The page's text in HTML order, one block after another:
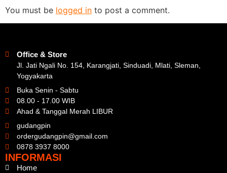
You must be logged in to post a comment.
Office & Store
Jl. Jati Ngali No. 154, Karangjati, Sinduadi, Mlati, Sleman,
Yogyakarta
Buka Senin - Sabtu
08.00 - 17.00 WIB
Ahad & Tanggal Merah LIBUR
gudangpin
ordergudangpin@gmail.com
0878 3937 8000
INFORMASI
Home